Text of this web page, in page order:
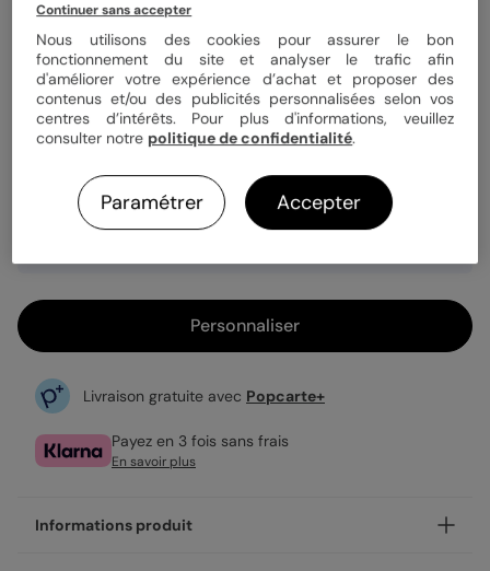
Papier
Quantité Échantillon personnalisé
3,25 €
Format A4 plié
Fabrication française
Personnaliser
Livraison gratuite avec Popcarte+
Payez en 3 fois sans frais
En savoir plus
Informations produit
Continuer sans accepter
Nous utilisons des cookies pour assurer le bon
fonctionnement du site et analyser le trafic afin
d'améliorer votre expérience d’achat et proposer des
contenus et/ou des publicités personnalisées selon vos
centres d’intérêts. Pour plus d'informations, veuillez
consulter notre politique de confidentialité.
Paramétrer Accepter